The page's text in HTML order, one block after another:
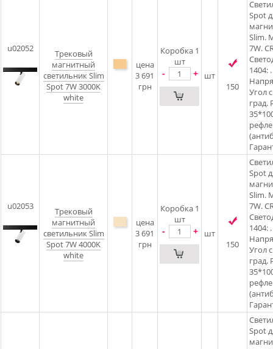
u02052
Трековый
магнитный
светильник Slim
Spot 7W 3000K
white
цена
3 691
грн
Коробка 1
шт
- +
шт
150
Spot
Slim.
7W.
1404: .
Угол
град.
u02053
Трековый
магнитный
светильник Slim
Spot 7W 4000K
white
цена
3 691
грн
Коробка 1
шт
- +
шт
150
Spot
Slim.
7W.
1404: .
Угол
град.
Spot